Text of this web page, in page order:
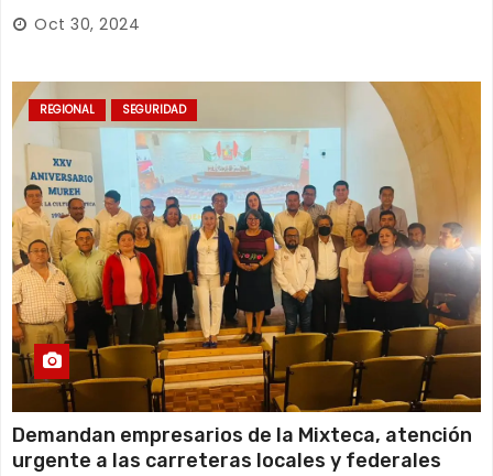
Oct 30, 2024
REGIONAL SEGURIDAD
Demandan empresarios de la Mixteca, atención
urgente a las carreteras locales y federales